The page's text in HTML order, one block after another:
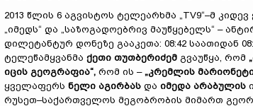
2013 წლის 6 აგვისტოს ტელეარხმა „TV9“–მ
„იმედს“ და „საზოგადოებრივ მაუწყებელს“ –
დილეტანტურ დონეზე გააკეთა: 08:42 საათიდან
ტელეწამყვანმა ქეთი თუთბერიძემ გვაუწყა, რომ
იცის გეოგრაფია“, რომ ის – „კრემლის
ყველაფერს ნელი აგირბას და იმედა არაბულის
რუსეთ–საქართველოს მეგობრობის მიმართ